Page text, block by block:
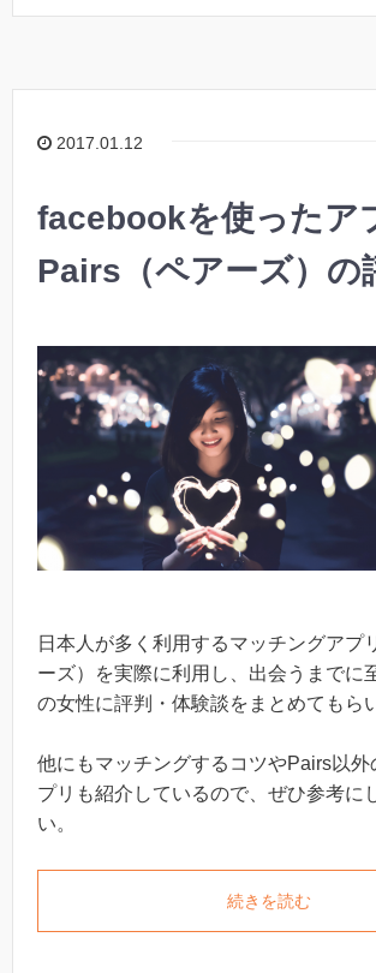
2017.01.12
facebookを使ったア
Pairs（ペアーズ）の
日本人が多く利用するマッチングアプ
ーズ）を実際に利用し、出会うまでに
の女性に評判・体験談をまとめてもら
他にもマッチングするコツやPairs以外
プリも紹介しているので、ぜひ参考に
い。
続きを読む